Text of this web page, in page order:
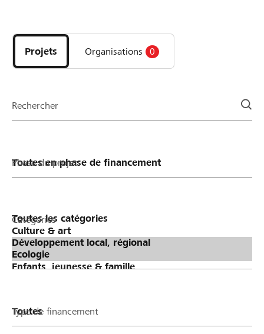
DE FR IT
les
projets
et
la
Projets Organisations 0
Rechercher
Phase du projet
Catégories
Type de financement